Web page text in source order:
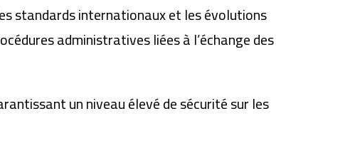
standards internationaux et les évolutions
administratives liées à l’échange des
un niveau élevé de sécurité sur les